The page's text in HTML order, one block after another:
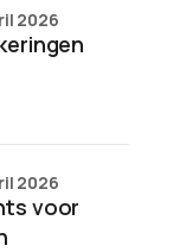
2026
voor
2026